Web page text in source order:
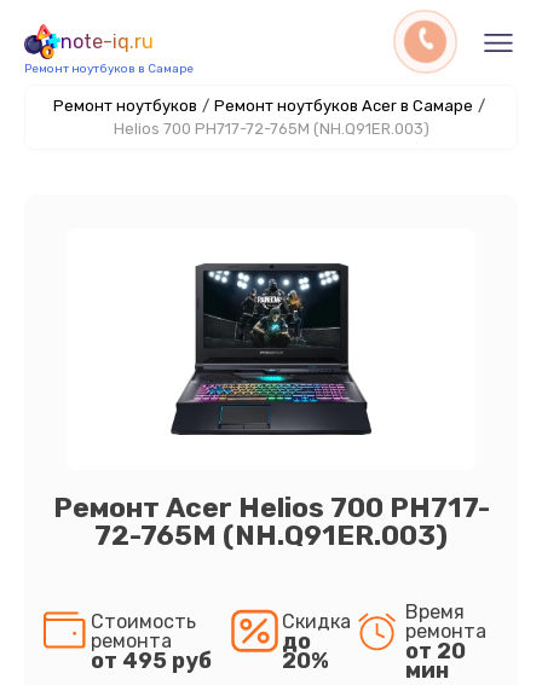
note-iq.ru
Ремонт ноутбуков в Самаре
Ремонт ноутбуков / Ремонт ноутбуков Acer в Самаре /
Helios 700 PH717-72-765M (NH.Q91ER.003)
Ремонт Acer Helios 700 PH717-
72-765M (NH.Q91ER.003)
Стоимость
ремонта
от 495 руб
Скидка
до
20%
Время
ремонта
от 20
мин